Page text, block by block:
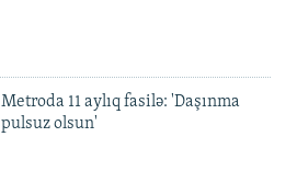
Metroda 11 aylıq fasilə: 'Daşınma
pulsuz olsun'